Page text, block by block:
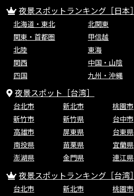
夜景スポットランキング［日本］
北海道・東北
北関東
関東・首都圏
甲信越
北陸
東海
関西
中国・山陰
四国
九州・沖縄
夜景スポット［台湾］
台北市 新北市 桃園市
新竹市
新竹県 台中市
高雄市
屏東県 台東県
南投県
苗栗県 宜蘭県
澎湖県
金門県 連江県
夜景スポットランキング［台湾］
台北市 新北市 桃園市